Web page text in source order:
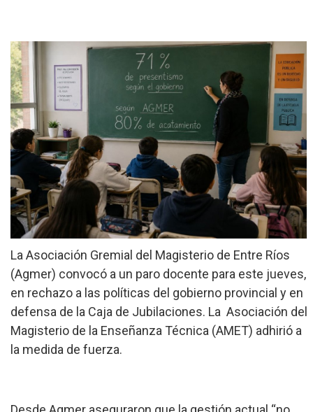
»
Salud
»
Cultura
»
Economía
»
Espectáculos
»
Internacionales
Judiciales
»
Política
La Asociación Gremial del Magisterio de Entre Ríos
(Agmer) convocó a un paro docente para este jueves,
en rechazo a las políticas del gobierno provincial y en
defensa de la Caja de Jubilaciones. La Asociación del
Magisterio de la Enseñanza Técnica (AMET) adhirió a
la medida de fuerza.